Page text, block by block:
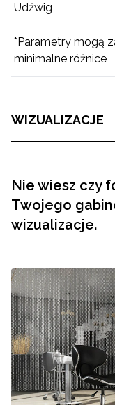
Udźwig
*Parametry mogą
minimalne różnice
WIZUALIZACJE
Nie wiesz czy
Twojego
wizualizacje.